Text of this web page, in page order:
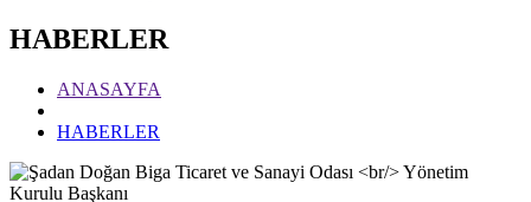
HABERLER
ANASAYFA
HABERLER